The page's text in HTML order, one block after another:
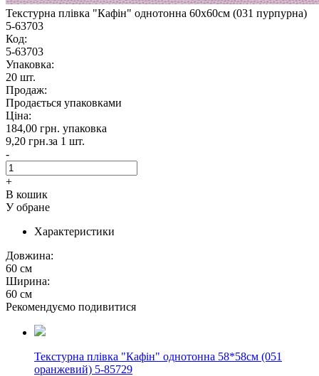
Текстурна плівка "Кафін" однотонна 60х60см (031 пурпурна)
5-63703
Код:
5-63703
Упаковка:
20 шт.
Продаж:
Продається упаковками
Ціна:
184,00 грн. упаковка
9,20 грн.за 1 шт.
-
+
В кошик
У обране
Характеристики
Довжина:
60 см
Ширина:
60 см
Рекомендуємо подивитися
Текстурна плівка "Кафін" однотонна 58*58см (051
оранжевий) 5-85729